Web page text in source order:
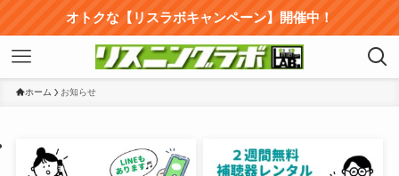
オトクな【リスラボキャンペーン】開催中！
ホーム お知らせ